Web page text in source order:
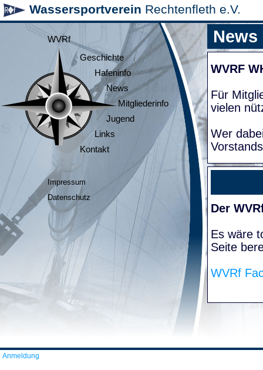
Wassersportverein Rechtenfleth e.V.
WVRf
Geschichte
Hafeninfo
News
Mitgliederinfo
Jugend
Links
Kontakt
Impressum
Datenschutz
News
WVRF
Für
vielen
Wer
Der
Es wäre
Seite
WVRf
Anmeldung